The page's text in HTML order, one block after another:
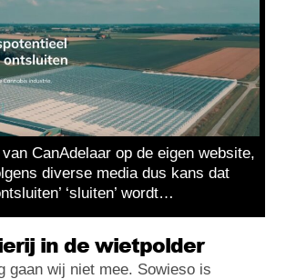
CanAdelaar op de eigen website,
diverse media dus kans dat
‘sluiten’ wordt…
in de wietpolder
gaan wij niet mee. Sowieso is